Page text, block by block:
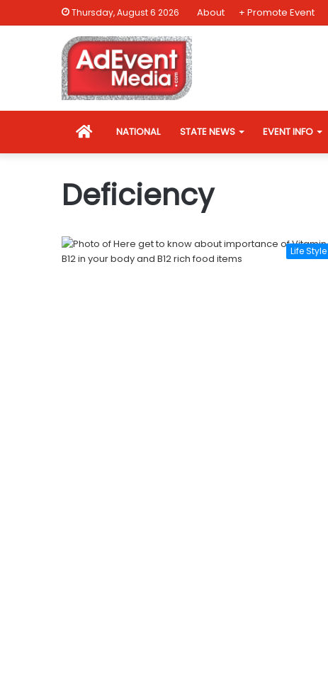
Thursday, August 6 2026 About + Promote Event
HOMENATIONAL STATE NEWS EVENT INFO
Deficiency
Life Style